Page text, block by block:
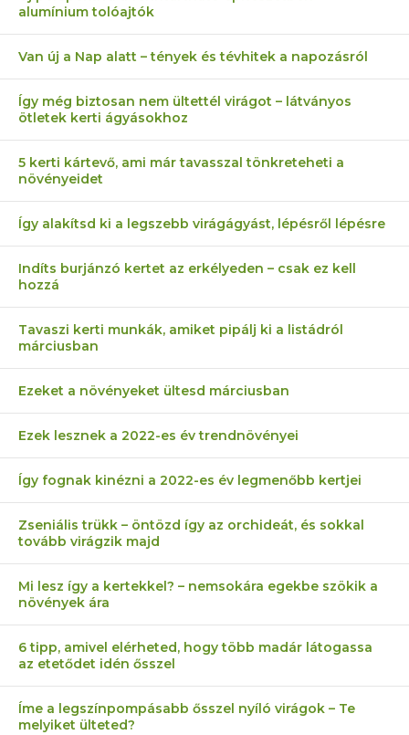
alumínium tolóajtók
Van új a Nap alatt – tények és tévhitek a napozásról
Így még biztosan nem ültettél virágot – látványos
ötletek kerti ágyásokhoz
5 kerti kártevő, ami már tavasszal tönkreteheti a
növényeidet
Így alakítsd ki a legszebb virágágyást, lépésről lépésre
Indíts burjánzó kertet az erkélyeden – csak ez kell
hozzá
Tavaszi kerti munkák, amiket pipálj ki a listádról
márciusban
Ezeket a növényeket ültesd márciusban
Ezek lesznek a 2022-es év trendnövényei
Így fognak kinézni a 2022-es év legmenőbb kertjei
Zseniális trükk – öntözd így az orchideát, és sokkal
tovább virágzik majd
Mi lesz így a kertekkel? – nemsokára egekbe szökik a
növények ára
6 tipp, amivel elérheted, hogy több madár látogassa
az etetődet idén ősszel
Íme a legszínpompásabb ősszel nyíló virágok – Te
melyiket ülteted?